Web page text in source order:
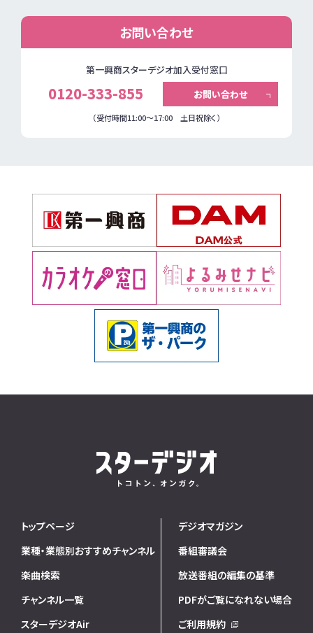
お問い合わせ
第一興商スターデジオ加入受付窓口
0120-333-855 お問い合わせ
（受付時間11:00～17:00 土日祝除く）
トップページ
業種・業態別おすすめチャンネル
楽曲検索
チャンネル一覧
スターデジオAir
デジオマガジン
番組審議会
放送番組の編集の基準
PDFがご覧になれない場合
ご利用規約